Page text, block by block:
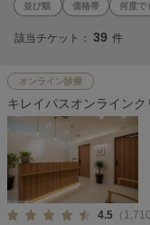
価格帯 何度で
該当チケット： 39 件
オンライン診療
キレイパスオンラインク
4.5 （